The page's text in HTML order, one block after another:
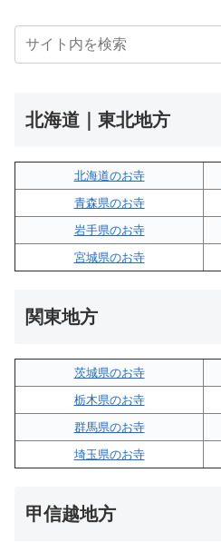
北海道｜東北地方
北海道のお寺
青森県のお寺
岩手県のお寺
宮城県のお寺
関東地方
茨城県のお寺
栃木県のお寺
群馬県のお寺
埼玉県のお寺
甲信越地方